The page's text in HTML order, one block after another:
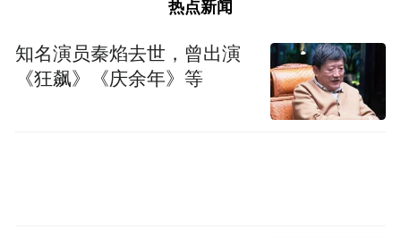
同背景的观众接受。这种介于“在地观察”与
“国际表达”之间的平衡，也使其作品在跨文
化传播中更具可信度与说服力。
热点新闻
知名演员秦焰去世，曾出演
《狂飙》《庆余年》等